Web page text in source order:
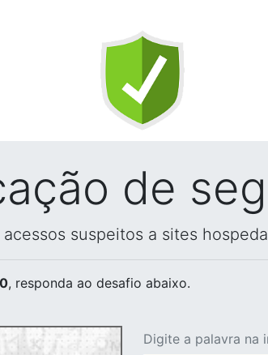
de
suspeitos a sites
, responda ao desafio abaixo.
Digite a palavra na